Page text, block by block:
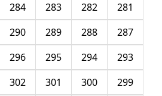
281
282
283
284
287
288
289
290
293
294
295
296
299
300
301
302